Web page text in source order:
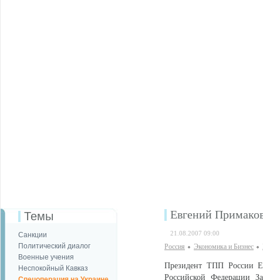
Темы
Санкции
Политический диалог
Военные учения
Неспокойный Кавказ
Евгений
21.08.2007 09:00
Россия Экономика и Бизнес
Президент ТПП России
Российской Федерации